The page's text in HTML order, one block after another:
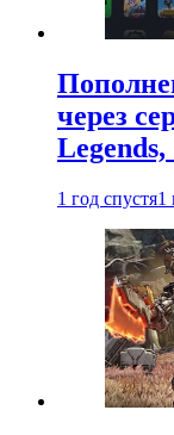
через
1 год спустя1